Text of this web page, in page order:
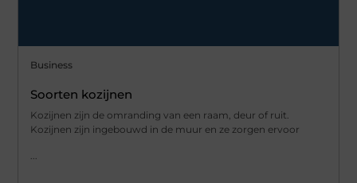
Business
Soorten kozijnen
Kozijnen zijn de omranding van een raam, deur of ruit.
Kozijnen zijn ingebouwd in de muur en ze zorgen ervoor